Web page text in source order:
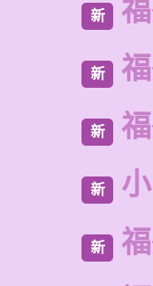
新
新
新
新
新